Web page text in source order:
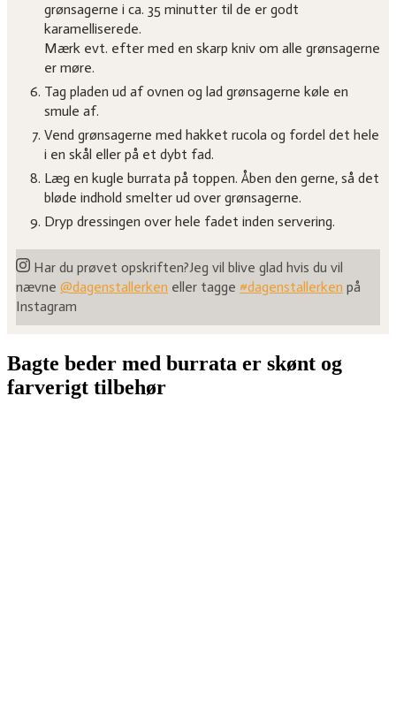
grønsagerne i ca. 35 minutter til de er godt
karamelliserede.
Mærk evt. efter med en skarp kniv om alle grønsagerne
er møre.
Tag pladen ud af ovnen og lad grønsagerne køle en
smule af.
Vend grønsagerne med hakket rucola og fordel det hele
i en skål eller på et dybt fad.
Læg en kugle burrata på toppen. Åben den gerne, så det
bløde indhold smelter ud over grønsagerne.
Dryp dressingen over hele fadet inden servering.
Har du prøvet opskriften?Jeg vil blive glad hvis du vil
nævne @dagenstallerken eller tagge #dagenstallerken på
Instagram
Bagte beder med burrata er skønt og
farverigt tilbehør